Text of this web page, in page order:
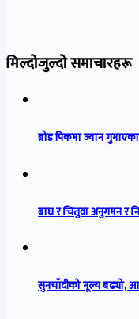
मिल्दोजुल्दो समाचारहरू
ब्रोड पिकमा ज्यान
बाघ र चितुवा अनुगमन र
सुनचाँदीको मूल्य बढ्यो,